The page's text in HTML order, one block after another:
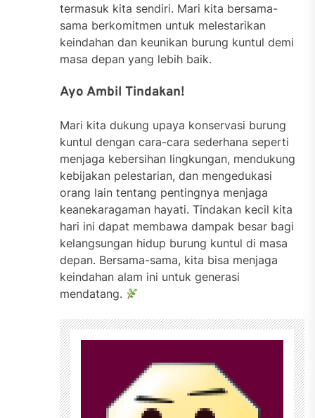
termasuk kita sendiri. Mari kita bersama-
sama berkomitmen untuk melestarikan
keindahan dan keunikan burung kuntul demi
masa depan yang lebih baik.
Ayo Ambil Tindakan!
Mari kita dukung upaya konservasi burung
kuntul dengan cara-cara sederhana seperti
menjaga kebersihan lingkungan, mendukung
kebijakan pelestarian, dan mengedukasi
orang lain tentang pentingnya menjaga
keanekaragaman hayati. Tindakan kecil kita
hari ini dapat membawa dampak besar bagi
kelangsungan hidup burung kuntul di masa
depan. Bersama-sama, kita bisa menjaga
keindahan alam ini untuk generasi
mendatang.